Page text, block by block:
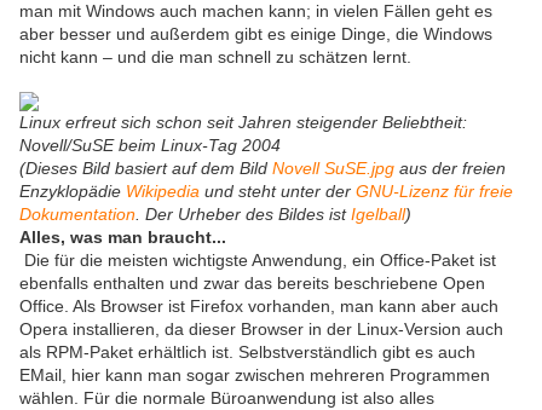
man mit Windows auch machen kann; in vielen Fällen geht es
aber besser und außerdem gibt es einige Dinge, die Windows
nicht kann – und die man schnell zu schätzen lernt.
Linux erfreut sich schon seit Jahren steigender Beliebtheit:
Novell/SuSE beim Linux-Tag 2004
(Dieses Bild basiert auf dem Bild Novell SuSE.jpg aus der freien
Enzyklopädie Wikipedia und steht unter der GNU-Lizenz für freie
Dokumentation . Der Urheber des Bildes istIgelball)
Alles, was man braucht...
Die für die meisten wichtigste Anwendung, ein Office-Paket ist
ebenfalls enthalten und zwar das bereits beschriebene Open
Office. Als Browser ist Firefox vorhanden, man kann aber auch
Opera installieren, da dieser Browser in der Linux-Version auch
als RPM-Paket erhältlich ist. Selbstverständlich gibt es auch
EMail, hier kann man sogar zwischen mehreren Programmen
wählen. Für die normale Büroanwendung ist also alles